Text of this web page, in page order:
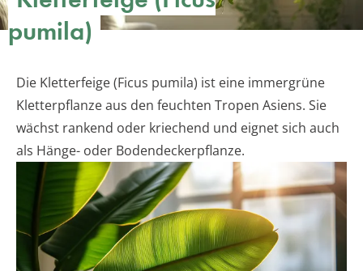
pumila)
Die Kletterfeige (Ficus pumila) ist eine immergrüne
Kletterpflanze aus den feuchten Tropen Asiens. Sie
wächst rankend oder kriechend und eignet sich auch
als Hänge- oder Bodendeckerpflanze.